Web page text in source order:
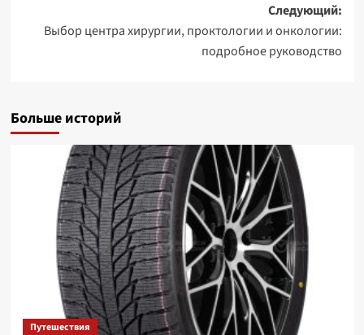
Следующий:
Выбор центра хирургии, проктологии и онкологии:
подробное руководство
Больше историй
Путешествия